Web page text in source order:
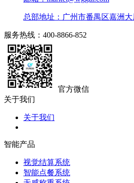
总部地址：广州市番禺区嘉洲大
服务热线：400-8866-852
官方微信
关于我们
关于我们
智能产品
视觉结算系统
智能点餐系统